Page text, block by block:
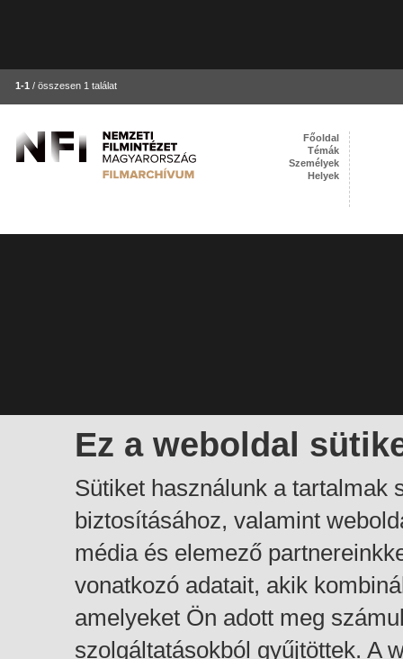
1-1 / összesen 1 találat
Ez a weboldal
Sütiket használunk a tartalmak
biztosításához, valamint
média és elemező
vonatkozó adatait, akik
amelyeket Ön adott meg
szolgáltatásokból gyűjtöttek. A
Főoldal
Témák
Személyek
Helyek